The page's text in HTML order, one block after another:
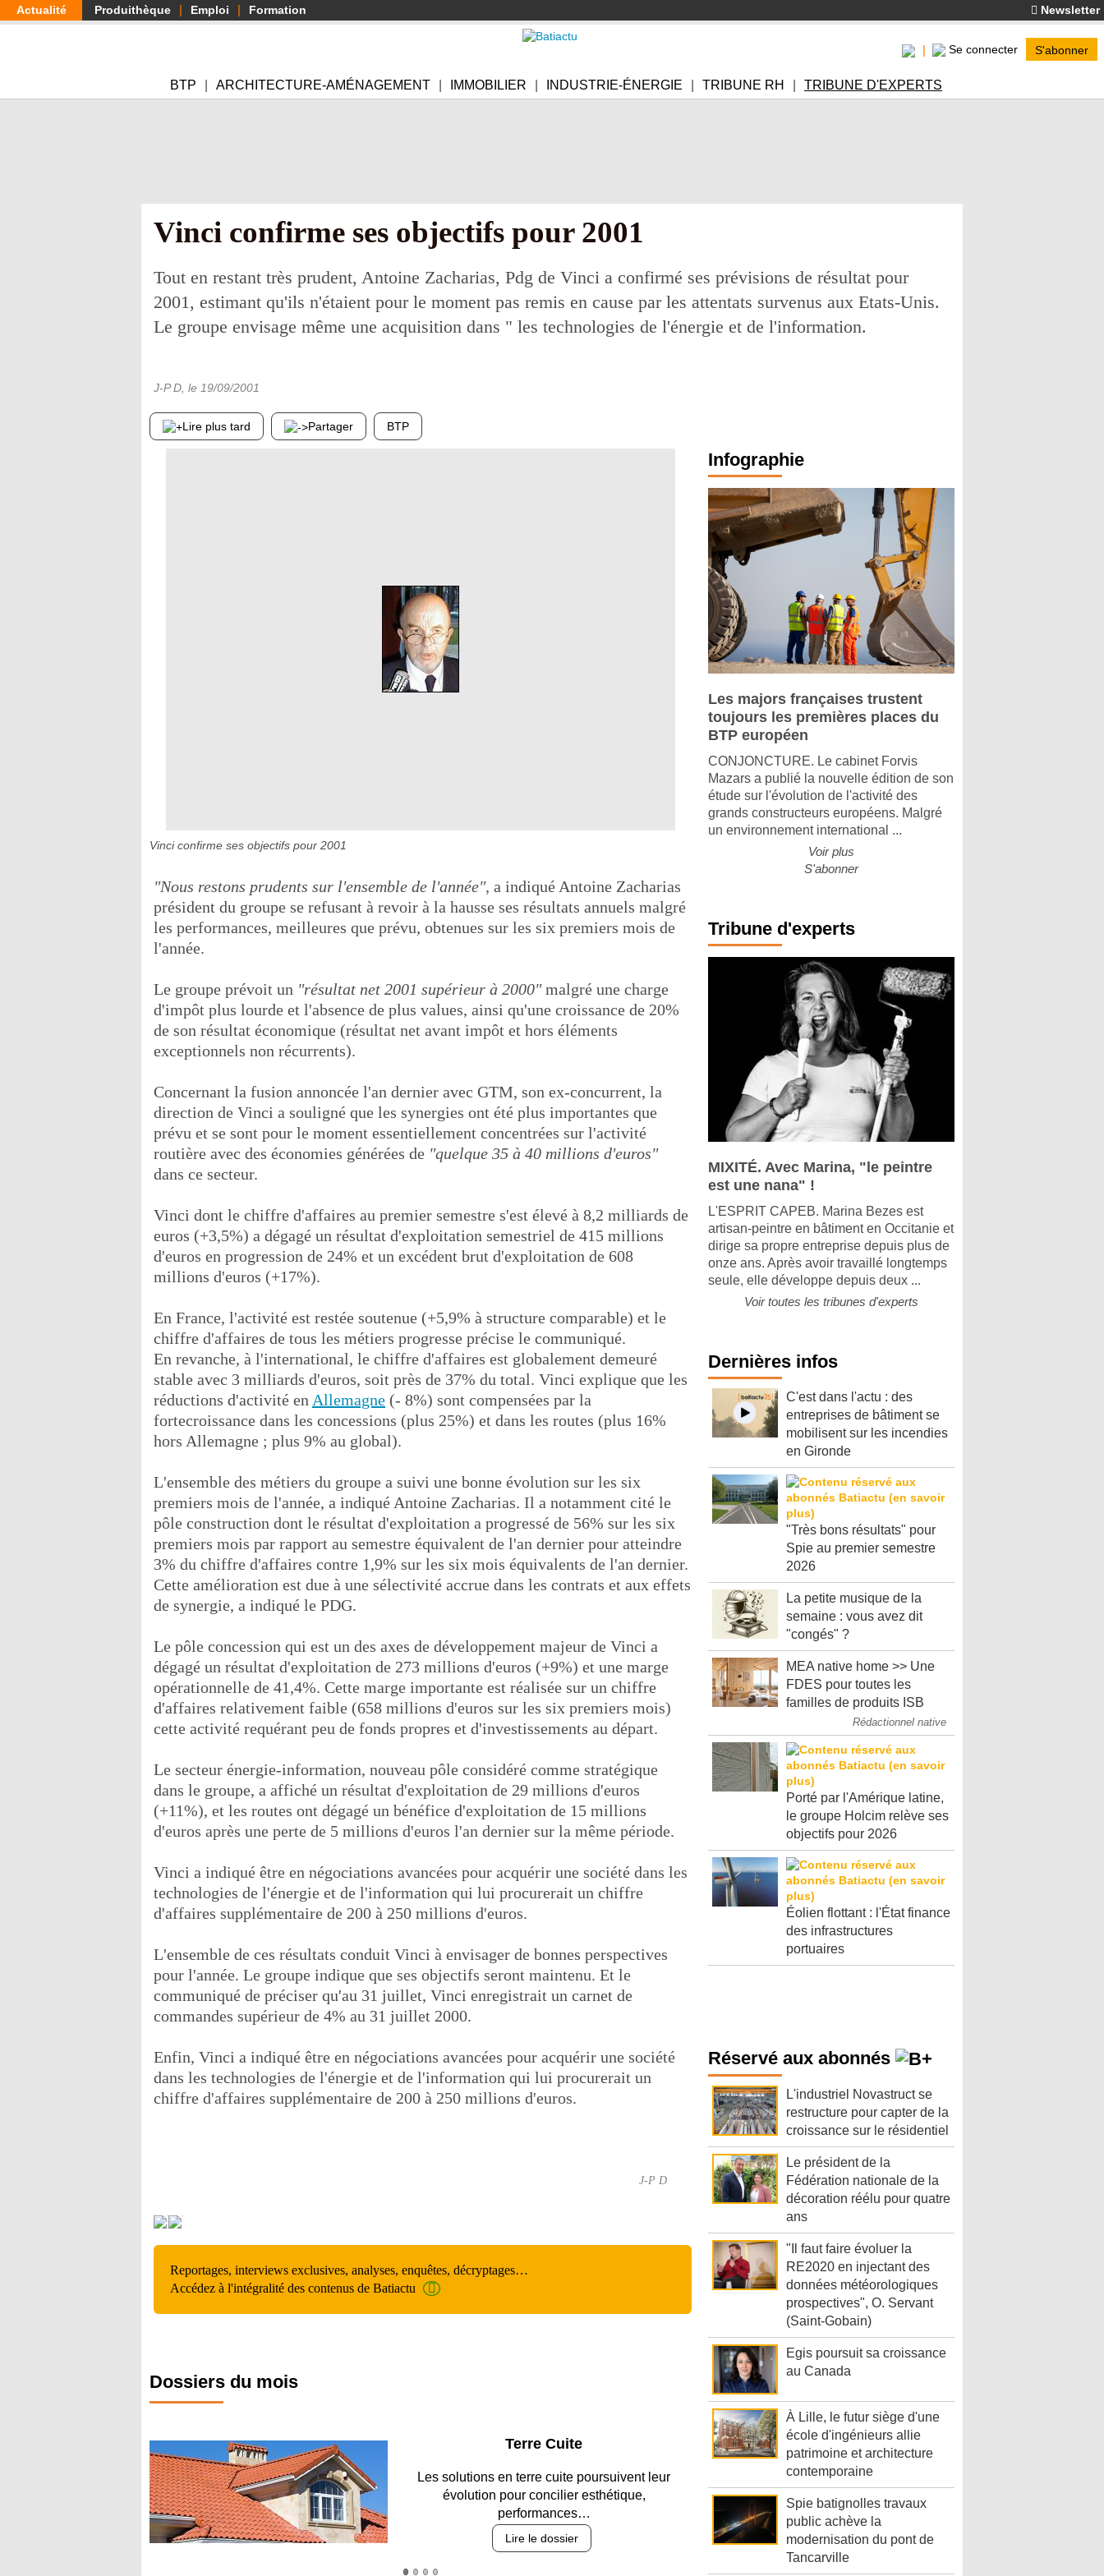
Aller
au
Actualité Produithèque Emploi Formation Newsletter
Se connecter S'abonner
BTP ARCHITECTURE-AMÉNAGEMENT IMMOBILIER INDUSTRIE-ÉNERGIE TRIBUNE RH TRIBUNE D'EXPERTS
Vinci confirme ses objectifs pour 2001
Tout en restant très prudent, Antoine Zacharias, Pdg de Vinci a confirmé ses prévisions de résultat pour
2001, estimant qu'ils n'étaient pour le moment pas remis en cause par les attentats survenus aux Etats-Unis.
Le groupe envisage même une acquisition dans " les technologies de l'énergie et de l'information.
J-P D , le 19/09/2001
Lire plus tard Partager BTP
Vinci confirme ses objectifs pour 2001
"Nous restons prudents sur l'ensemble de l'année", a indiqué Antoine Zacharias
président du groupe se refusant à revoir à la hausse ses résultats annuels malgré
les performances, meilleures que prévu, obtenues sur les six premiers mois de
l'année.
Le groupe prévoit un "résultat net 2001 supérieur à 2000"malgré une charge
d'impôt plus lourde et l'absence de plus values, ainsi qu'une croissance de 20%
de son résultat économique (résultat net avant impôt et hors éléments
exceptionnels non récurrents).
Concernant la fusion annoncée l'an dernier avec GTM, son ex-concurrent, la
direction de Vinci a souligné que les synergies ont été plus importantes que
prévu et se sont pour le moment essentiellement concentrées sur l'activité
routière avec des économies générées de "quelque 35 à 40 millions d'euros"
dans ce secteur.
Vinci dont le chiffre d'affaires au premier semestre s'est élevé à 8,2 milliards de
euros (+3,5%) a dégagé un résultat d'exploitation semestriel de 415 millions
d'euros en progression de 24% et un excédent brut d'exploitation de 608
millions d'euros (+17%).
En France, l'activité est restée soutenue (+5,9% à structure comparable) et le
chiffre d'affaires de tous les métiers progresse précise le communiqué.
En revanche, à l'international, le chiffre d'affaires est globalement demeuré
stable avec 3 milliards d'euros, soit près de 37% du total. Vinci explique que les
réductions d'activité en Allemagne (- 8%) sont compensées par la
fortecroissance dans les concessions (plus 25%) et dans les routes (plus 16%
hors Allemagne ; plus 9% au global).
L'ensemble des métiers du groupe a suivi une bonne évolution sur les six
premiers mois de l'année, a indiqué Antoine Zacharias. Il a notamment cité le
pôle construction dont le résultat d'exploitation a progressé de 56% sur les six
premiers mois par rapport au semestre équivalent de l'an dernier pour atteindre
3% du chiffre d'affaires contre 1,9% sur les six mois équivalents de l'an dernier.
Cette amélioration est due à une sélectivité accrue dans les contrats et aux effets
de synergie, a indiqué le PDG.
Le pôle concession qui est un des axes de développement majeur de Vinci a
dégagé un résultat d'exploitation de 273 millions d'euros (+9%) et une marge
opérationnelle de 41,4%. Cette marge importante est réalisée sur un chiffre
d'affaires relativement faible (658 millions d'euros sur les six premiers mois)
cette activité requérant peu de fonds propres et d'investissements au départ.
Le secteur énergie-information, nouveau pôle considéré comme stratégique
dans le groupe, a affiché un résultat d'exploitation de 29 millions d'euros
(+11%), et les routes ont dégagé un bénéfice d'exploitation de 15 millions
d'euros après une perte de 5 millions d'euros l'an dernier sur la même période.
Vinci a indiqué être en négociations avancées pour acquérir une société dans les
technologies de l'énergie et de l'information qui lui procurerait un chiffre
d'affaires supplémentaire de 200 à 250 millions d'euros.
L'ensemble de ces résultats conduit Vinci à envisager de bonnes perspectives
pour l'année. Le groupe indique que ses objectifs seront maintenu. Et le
communiqué de préciser qu'au 31 juillet, Vinci enregistrait un carnet de
commandes supérieur de 4% au 31 juillet 2000.
Enfin, Vinci a indiqué être en négociations avancées pour acquérir une société
dans les technologies de l'énergie et de l'information qui lui procurerait un
chiffre d'affaires supplémentaire de 200 à 250 millions d'euros.
J-P D
Reportages, interviews exclusives, analyses, enquêtes, décryptages…
Accédez à l'intégralité des contenus de Batiactu
Dossiers du mois
Parking et garages
Entre circulation, sécurisation des accès, durabilité
des revêtements et intégration…
Lire le dossier
Infographie
Les majors françaises trustent
toujours les premières places du
BTP européen
CONJONCTURE. Le cabinet Forvis
Mazars a publié la nouvelle édition de son
étude sur l'évolution de l'activité des
grands constructeurs européens. Malgré
un environnement international ...
Voir plus
S'abonner
Tribune d'experts
MIXITÉ. Avec Marina, "le peintre
est une nana" !
L'ESPRIT CAPEB. Marina Bezes est
artisan-peintre en bâtiment en Occitanie et
dirige sa propre entreprise depuis plus de
onze ans. Après avoir travaillé longtemps
seule, elle développe depuis deux ...
Voir toutes les tribunes d'experts
Dernières infos
C'est dans l'actu : des
entreprises de bâtiment se
mobilisent sur les incendies
en Gironde
"Très bons résultats" pour
Spie au premier semestre
2026
La petite musique de la
semaine : vous avez dit
"congés" ?
MEA native home >> Une
FDES pour toutes les
familles de produits ISB
Rédactionnel native
Porté par l'Amérique latine,
le groupe Holcim relève ses
objectifs pour 2026
Éolien flottant : l'État finance
des infrastructures
portuaires
Réservé aux abonnés
L'industriel Novastruct se
restructure pour capter de la
croissance sur le résidentiel
Le président de la
Fédération nationale de la
décoration réélu pour quatre
ans
"Il faut faire évoluer la
RE2020 en injectant des
données météorologiques
prospectives", O. Servant
(Saint-Gobain)
Egis poursuit sa croissance
au Canada
À Lille, le futur siège d'une
école d'ingénieurs allie
patrimoine et architecture
contemporaine
Spie batignolles travaux
public achève la
modernisation du pont de
Tancarville